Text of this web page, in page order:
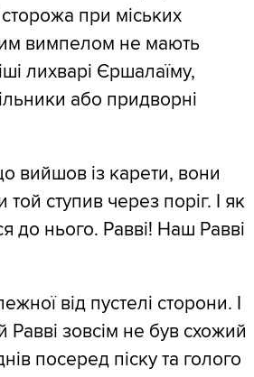
при міських
вимпелом не мають
лихварі Єршалаїму,
або придворні
вийшов із карети, вони
той ступив через поріг. І як
до нього. Равві! Наш Равві
від пустелі сторони. І
Равві зовсім не був схожий
посеред піску та голого